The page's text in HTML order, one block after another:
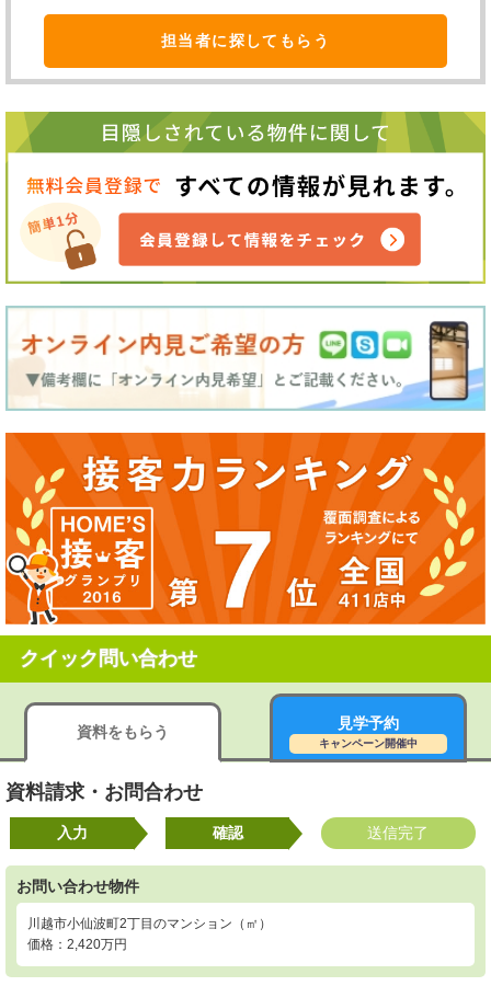
担当者に探してもらう
クイック問い合わせ
資料をもらう 見学予約
キャンペーン開催中
資料請求・お問合わせ
入力 確認 送信完了
お問い合わせ物件
川越市小仙波町2丁目のマンション（㎡）
価格：2,420万円